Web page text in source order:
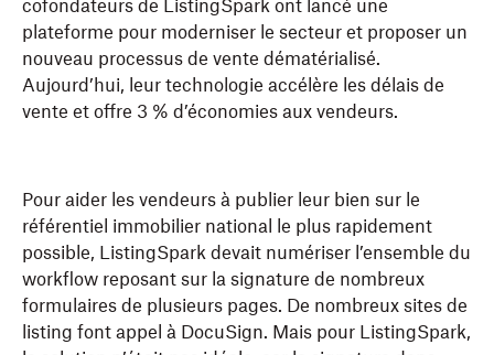
cofondateurs de ListingSpark ont lancé une
plateforme pour moderniser le secteur et proposer un
nouveau processus de vente dématérialisé.
Aujourd’hui, leur technologie accélère les délais de
vente et offre 3 % d’économies aux vendeurs.
Pour aider les vendeurs à publier leur bien sur le
référentiel immobilier national le plus rapidement
possible, ListingSpark devait numériser l’ensemble du
workflow reposant sur la signature de nombreux
formulaires de plusieurs pages. De nombreux sites de
listing font appel à DocuSign. Mais pour ListingSpark,